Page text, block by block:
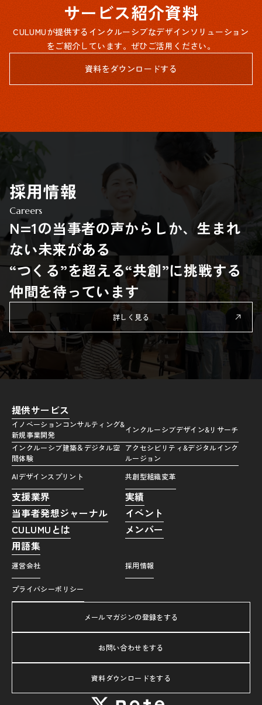
サービス紹介資料
CULUMUが提供するインクルーシブなデザインソリューション
をご紹介しています。ぜひご活用ください。
資料をダウンロードする
採用情報
Careers
N=1の当事者の声からしか、生まれ
ない未来がある
“つくる”を超える“共創”に挑戦する
仲間を待っています
詳しく見る
提供サービス
イノベーションコンサルティング&
新規事業開発
インクルーシブデザイン&リサーチ
インクルーシブ建築＆デジタル空
間体験
アクセシビリティ&デジタルインク
ルージョン
AIデザインスプリント
共創型組織変革
支援業界
実績
当事者発想ジャーナル
イベント
CULUMUとは
メンバー
用語集
運営会社 採用情報
プライバシーポリシー
メールマガジンの登録をする
お問い合わせをする
資料ダウンロードをする